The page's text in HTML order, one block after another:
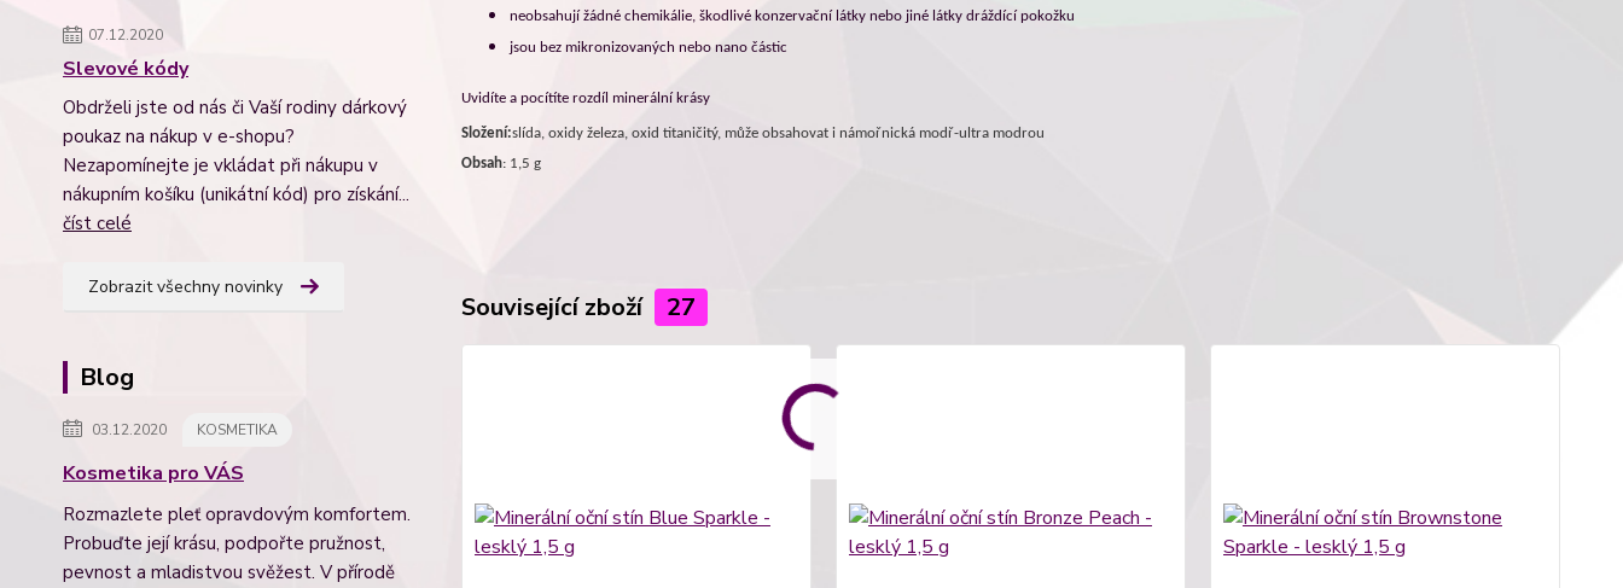
07.12.2020
Slevové kódy
Obdrželi jste od nás či Vaší rodiny dárkový
poukaz na nákup v e-shopu?
Nezapomínejte je vkládat při nákupu v
nákupním košíku (unikátní kód) pro získání...
číst celé
Zobrazit všechny novinky
Blog
03.12.2020 KOSMETIKA
Kosmetika pro VÁS
Rozmazlete pleť opravdovým komfortem.
Probuďte její krásu, podpořte pružnost,
pevnost a mladistvou svěžest. V přírodě
neobsahují žádné chemikálie, škodlivé konzervační látky nebo jiné látky dráždící pokožku
jsou bez mikronizovaných nebo nano částic
Uvidíte a pocítíte rozdíl minerální krásy
Složení:slída, oxidy železa, oxid titaničitý, může obsahovat i námořnická modř-ultra modrou
Obsah: 1,5 g
Související zboží 27